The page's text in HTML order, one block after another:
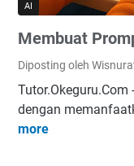
A
I
F
r
m
AI
Membuat
Diposting oleh
dengan
more
M